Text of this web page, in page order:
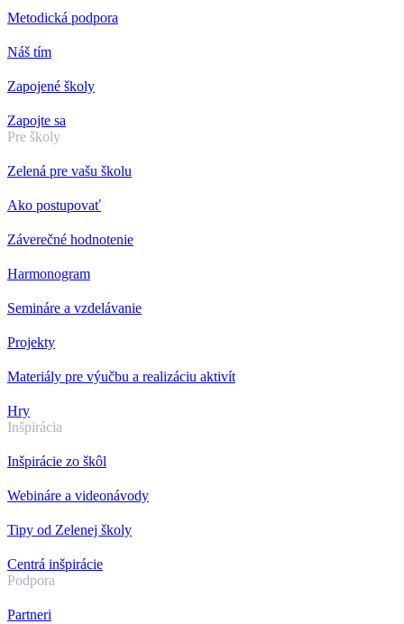
Metodická podpora
Náš tím
Zapojené školy
Zapojte sa
Pre školy
Zelená pre vašu školu
Ako postupovať
Záverečné hodnotenie
Harmonogram
Semináre a vzdelávanie
Projekty
Materiály pre výučbu a realizáciu aktivít
Hry
Inšpirácia
Inšpirácie zo škôl
Webináre a videonávody
Tipy od Zelenej školy
Centrá inšpirácie
Podpora
Partneri